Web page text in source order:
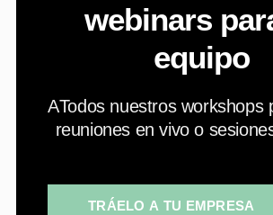
webinars
equipo
ATodos nuestros workshops
reuniones en vivo o
TRÁELO A TU EMPRESA